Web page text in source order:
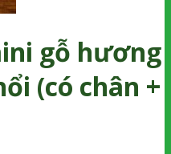
gỗ hương
(có chân +